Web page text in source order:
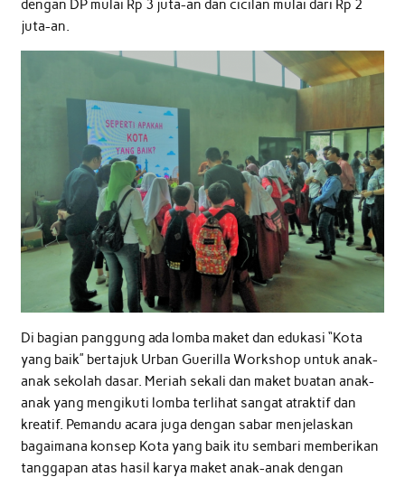
dengan DP mulai Rp 3 juta-an dan cicilan mulai dari Rp 2
juta-an.
Di bagian panggung ada lomba maket dan edukasi “Kota
yang baik” bertajuk Urban Guerilla Workshop untuk anak-
anak sekolah dasar. Meriah sekali dan maket buatan anak-
anak yang mengikuti lomba terlihat sangat atraktif dan
kreatif. Pemandu acara juga dengan sabar menjelaskan
bagaimana konsep Kota yang baik itu sembari memberikan
tanggapan atas hasil karya maket anak-anak dengan